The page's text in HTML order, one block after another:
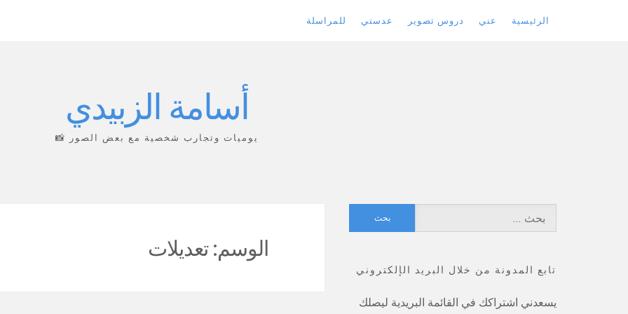
الرئيسية عني دروس تصوير عدستي للمراسلة
أسامة الزبيدي
يوميات وتجارب شخصية مع بعض الصور 📸
الوسم:تعديلات
البحث
عن:
تابع المدونة من خلال البريد الإلكتروني
يسعدني اشتراكك في القائمة البريدية ليصلك